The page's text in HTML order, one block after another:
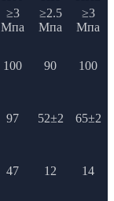
≥3
Мпа
≥2.5
Мпа
≥3
Мпа
100 90 100
97 52±2 65±2
47 12 14